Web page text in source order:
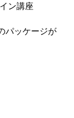
ン講座
パッケージが